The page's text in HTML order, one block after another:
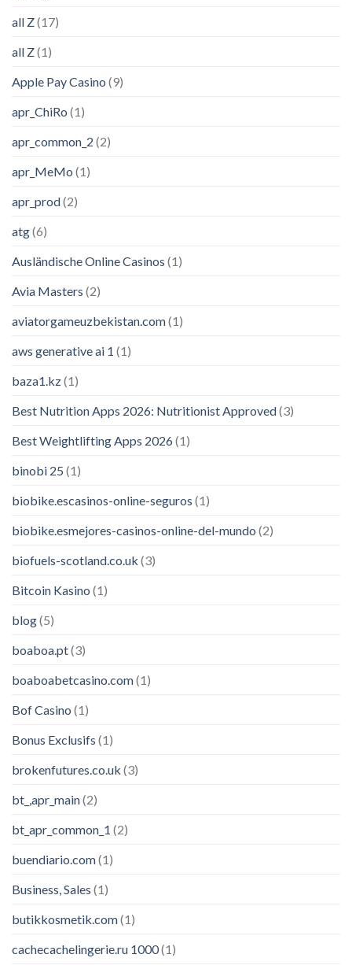
all Z(17)
all Z(1)
Apple Pay Casino (9)
apr_ChiRo (1)
apr_common_2 (2)
apr_MeMo (1)
apr_prod(2)
atg(6)
Ausländische Online Casinos (1)
Avia Masters (2)
aviatorgameuzbekistan.com(1)
aws generative ai 1 (1)
baza1.kz(1)
Best Nutrition Apps 2026: Nutritionist Approved(3)
Best Weightlifting Apps 2026(1)
binobi 25 (1)
biobike.escasinos-online-seguros (1)
biobike.esmejores-casinos-online-del-mundo (2)
biofuels-scotland.co.uk (3)
Bitcoin Kasino (1)
blog(5)
boaboa.pt(3)
boaboabetcasino.com(1)
Bof Casino (1)
Bonus Exclusifs (1)
brokenfutures.co.uk (3)
bt_,apr_main(2)
bt_apr_common_1 (2)
buendiario.com(1)
Business, Sales (1)
butikkosmetik.com(1)
cachecachelingerie.ru 1000(1)